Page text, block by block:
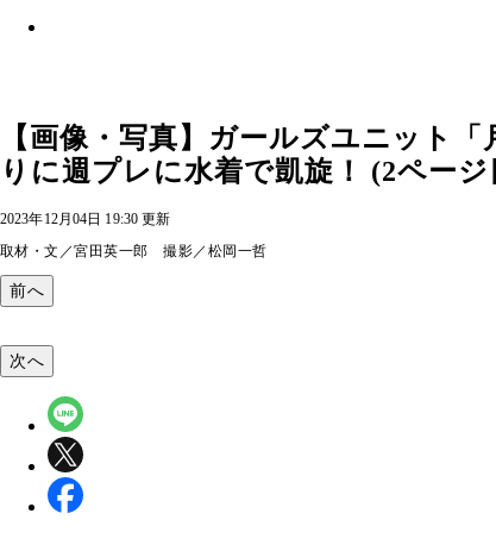
【画像・写真】ガールズユニット
りに週プレに水着で凱旋！ (2ページ
2023年12月04日 19:30 更新
取材・文／宮田英一郎 撮影／松岡一哲
前へ
次へ